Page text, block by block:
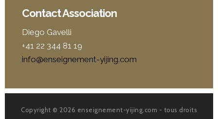
Contact Association
Diego Gavelli
+41 22 344 81 19
info@enseignement-yijing.com
Copyright © 2026 enseignement-yijing.com - tous droits